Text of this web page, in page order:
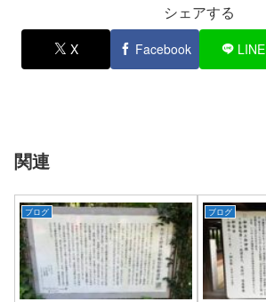
シェアする
X Facebook LINE
関連
ブログ ブログ